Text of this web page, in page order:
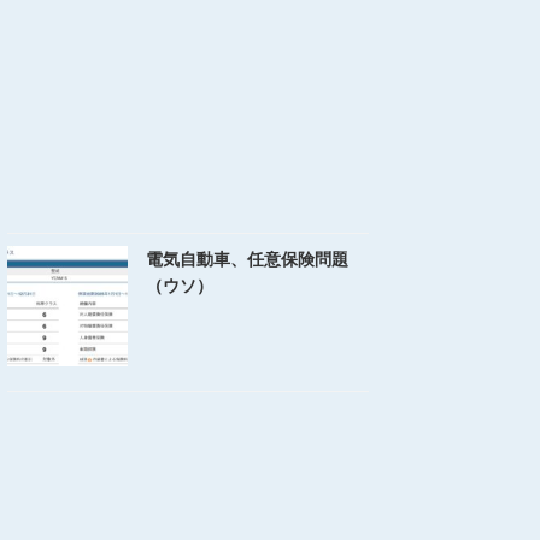
電気自動車、任意保険問題
（ウソ）